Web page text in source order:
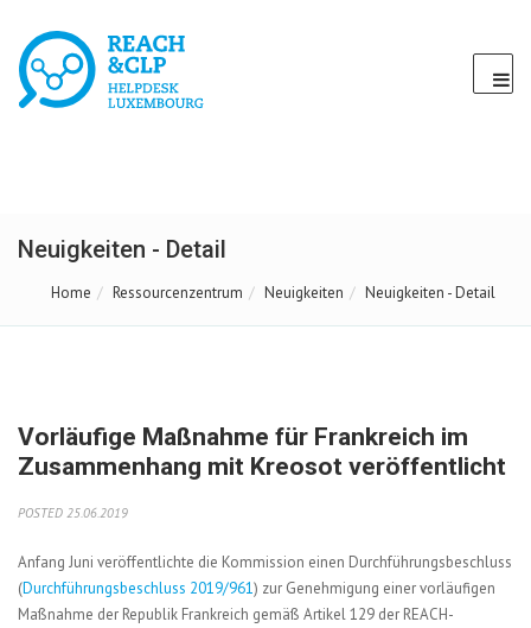
Neuigkeiten - Detail
Home Ressourcenzentrum Neuigkeiten Neuigkeiten - Detail
Vorläufige Maßnahme für Frankreich im
Zusammenhang mit Kreosot veröffentlicht
POSTED 25.06.2019
Anfang Juni veröffentlichte die Kommission einen Durchführungsbeschluss
(Durchführungsbeschluss 2019/961) zur Genehmigung einer vorläufigen
Maßnahme der Republik Frankreich gemäß Artikel 129 der REACH-